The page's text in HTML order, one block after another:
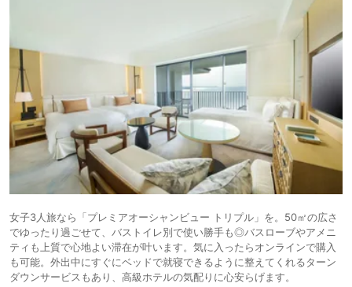
女子3人旅なら「プレミアオーシャンビュー トリプル」を。50㎡の広さ
でゆったり過ごせて、バストイレ別で使い勝手も◎バスローブやアメニ
ティも上質で心地よい滞在が叶います。気に入ったらオンラインで購入
も可能。外出中にすぐにベッドで就寝できるように整えてくれるターン
ダウンサービスもあり、高級ホテルの気配りに心安らげます。